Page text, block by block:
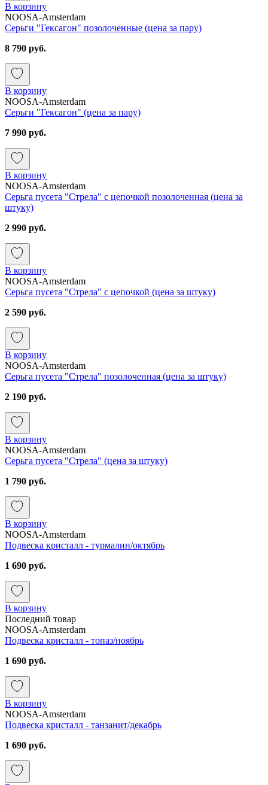
В корзину
NOOSA-Amsterdam
Серьги "Гексагон" позолоченные (цена за пару)
8 790 руб.
В корзину
NOOSA-Amsterdam
Серьги "Гексагон" (цена за пару)
7 990 руб.
В корзину
NOOSA-Amsterdam
Серьга пусета "Стрела" с цепочкой позолоченная (цена за
штуку)
2 990 руб.
В корзину
NOOSA-Amsterdam
Серьга пусета "Стрела" с цепочкой (цена за штуку)
2 590 руб.
В корзину
NOOSA-Amsterdam
Серьга пусета "Стрела" позолоченная (цена за штуку)
2 190 руб.
В корзину
NOOSA-Amsterdam
Серьга пусета "Стрела" (цена за штуку)
1 790 руб.
В корзину
NOOSA-Amsterdam
Подвеска кристалл - турмалин/октябрь
1 690 руб.
В корзину
Последний товар
NOOSA-Amsterdam
Подвеска кристалл - топаз/ноябрь
1 690 руб.
В корзину
NOOSA-Amsterdam
Подвеска кристалл - танзанит/декабрь
1 690 руб.